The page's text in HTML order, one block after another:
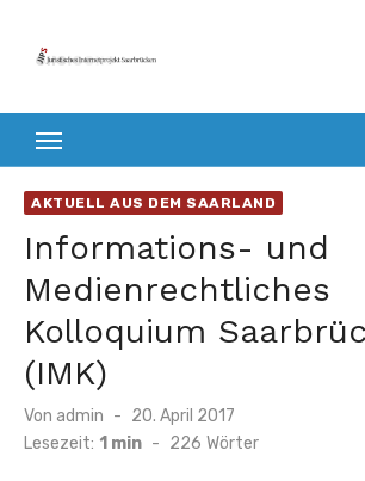
Inhalt
AKTUELL AUS DEM SAARLAND
Informations- und
Medienrechtliches
Kolloquium
(IMK)
Von admin
Veröffentlicht
am
20. April 2017
Lesezeit: 1 min - 226 Wörter